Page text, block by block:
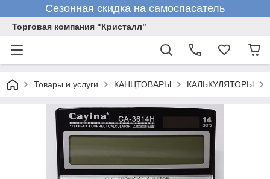
Сезонная скидка на самоспасатель
Торговая компания "Кристалл"
Товары и услуги КАНЦТОВАРЫ КАЛЬКУЛЯТОРЫ